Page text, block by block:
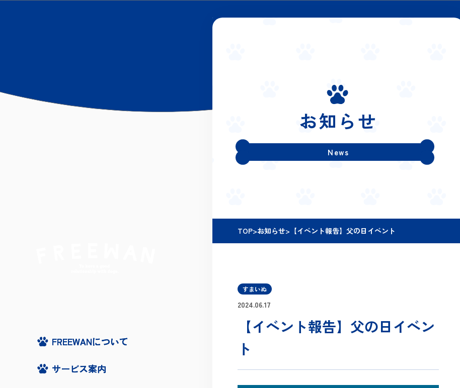
FREEWANについて
サービス案内
FREEWANについて
サービス案内
お知らせ
News
TOP>お知らせ> 【イベント報告】父の日イベント
すまいぬ
2024.06.17
【イベント報告】父の日イベン
ト